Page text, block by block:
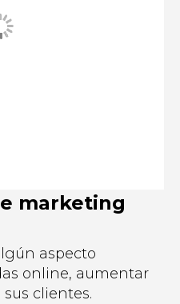
marketing
aspecto
online, aumentar
clientes.